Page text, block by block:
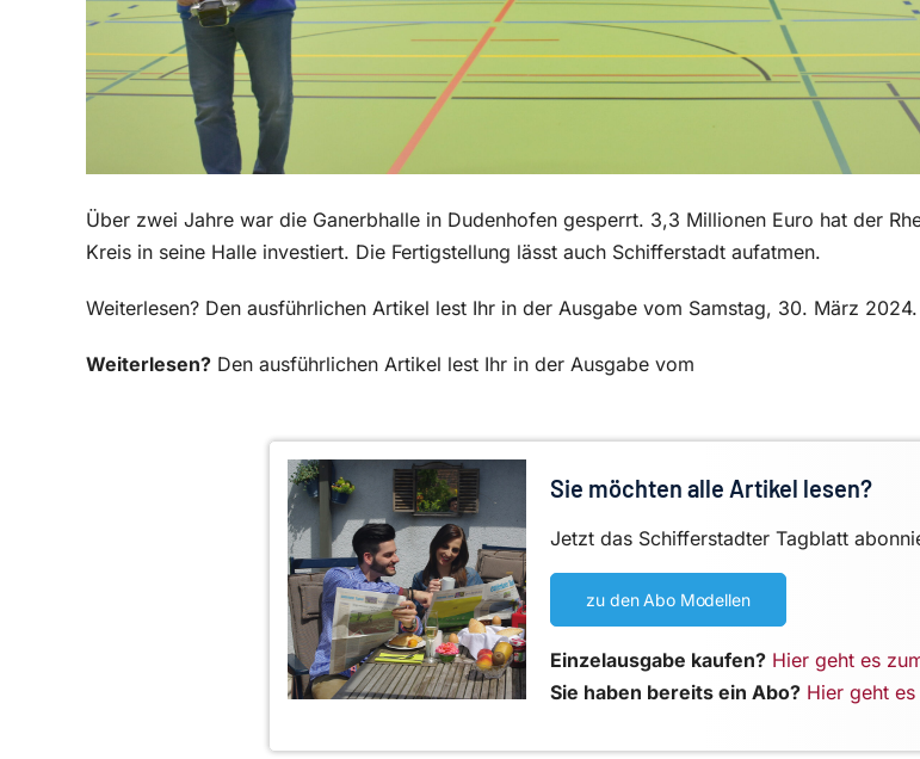
Über zwei Jahre war die Ganerbhalle in Dudenhofen gesperrt. 3,3 Millionen Euro hat der
Kreis in seine Halle investiert. Die Fertigstellung lässt auch Schifferstadt aufatmen.
Weiterlesen? Den ausführlichen Artikel lest Ihr in der Ausgabe vom Samstag, 30. März 2024.
Weiterlesen? Den ausführlichen Artikel lest Ihr in der Ausgabe vom
Sie möchten alle Artikel lesen?
Jetzt das Schifferstadter Tagblatt
zu den Abo Modellen
Einzelausgabe kaufen? Hier geht es
Sie haben bereits ein Abo? Hier geht